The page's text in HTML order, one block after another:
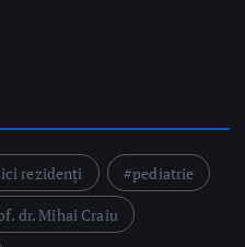
dr. Mihai Craiu